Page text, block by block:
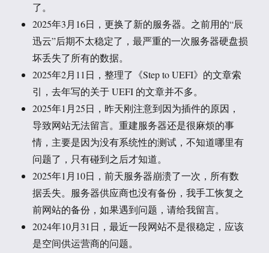
了。
2025年3月16日，更换了新的服务器。之前用的“辰
迅云”后期不太稳定了，最严重的一次服务器硬盘损
坏丢失了所有的数据。
2025年2月11日，整理了《Step to UEFI》的文章索
引，去年写的关于 UEFI 的文章并不多。
2025年1月25日，昨天刚注意到因为插件的原因，
导致网站无法留言。重建服务器还是很麻烦的事
情，主要是因为没有系统性的测试，不知道哪里有
问题了，只有碰到之后才知道。
2025年1月10日，前天服务器崩溃了一次，所有数
据丢失。服务器供应商也没有备份，我手工恢复之
前网站的备份，如果遇到问题，请给我留言。
2024年10月31日，最近一段网站不是很稳定，应该
是空间供运营商的问题。